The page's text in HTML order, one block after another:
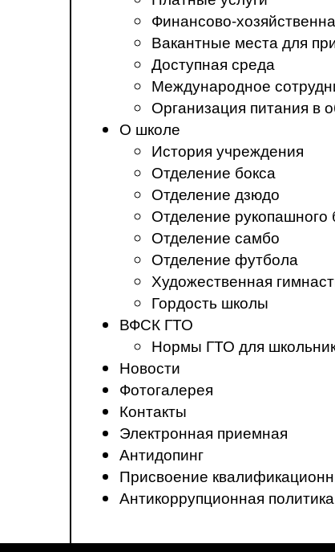
Финансово-
Вакантные места для
Доступная среда
Международное
Организация питания в
О школе
История учреждения
Отделение бокса
Отделение дзюдо
Отделение рукопашного
Отделение самбо
Отделение футбола
Художественная
Гордость школы
ВФСК ГТО
Нормы ГТО для
Новости
Фотогалерея
Контакты
Электронная приемная
Антидопинг
Присвоение
Антикоррупционная политика